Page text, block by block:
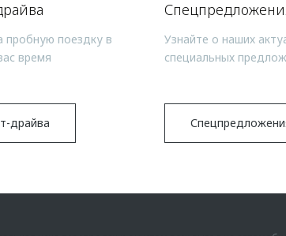
пробную поездку в
время
драйва
Узнайте о наших
специальных